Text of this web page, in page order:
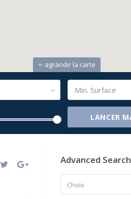
agrandir la carte
Advanced Search
Choix